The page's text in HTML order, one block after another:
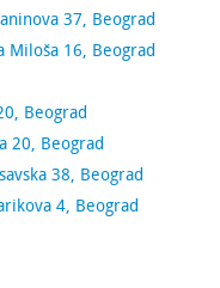
37, Beograd
Miloša 16, Beograd
Beograd
20, Beograd
38, Beograd
4, Beograd